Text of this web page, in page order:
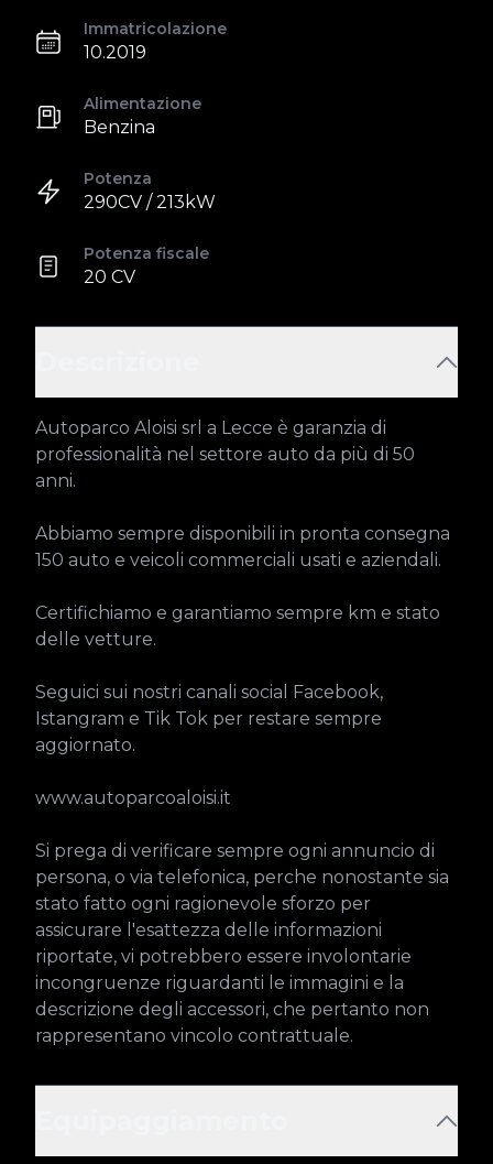
Immatricolazione
10.2019
Alimentazione
Benzina
Potenza
290CV / 213kW
Potenza fiscale
20 CV
Autoparco Aloisi srl a Lecce è garanzia di
professionalità nel settore auto da più di 50
anni.
Abbiamo sempre disponibili in pronta consegna
150 auto e veicoli commerciali usati e aziendali.
Certifichiamo e garantiamo sempre km e stato
delle vetture.
Seguici sui nostri canali social Facebook,
Istangram e Tik Tok per restare sempre
aggiornato.
www.autoparcoaloisi.it
Si prega di verificare sempre ogni annuncio di
persona, o via telefonica, perche nonostante sia
stato fatto ogni ragionevole sforzo per
assicurare l'esattezza delle informazioni
riportate, vi potrebbero essere involontarie
incongruenze riguardanti le immagini e la
descrizione degli accessori, che pertanto non
rappresentano vincolo contrattuale.